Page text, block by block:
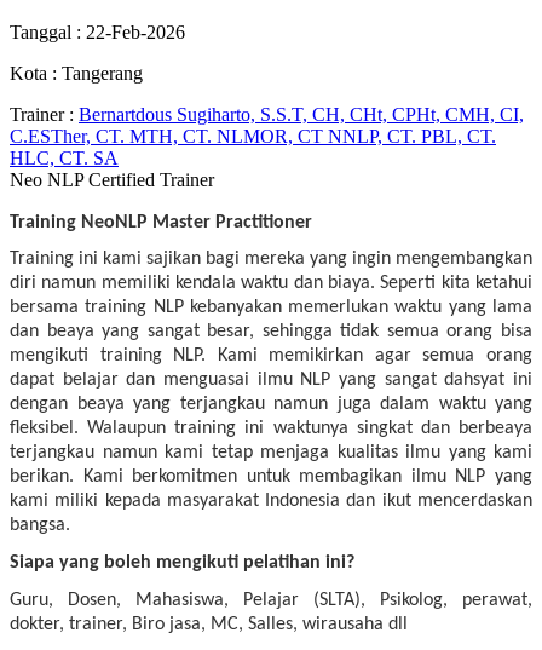
Tanggal : 22-Feb-2026
Kota : Tangerang
Trainer : Bernartdous Sugiharto, S.S.T, CH, CHt, CPHt, CMH, CI,
C.ESTher, CT. MTH, CT. NLMOR, CT NNLP, CT. PBL, CT.
HLC, CT. SA
Neo NLP Certified Trainer
Training NeoNLP Master Practitioner
Training ini kami sajikan bagi mereka yang ingin mengembangkan
diri namun memiliki kendala waktu dan biaya. Seperti kita ketahui
bersama training NLP kebanyakan memerlukan waktu yang lama
dan beaya yang sangat besar, sehingga tidak semua orang bisa
mengikuti training NLP. Kami memikirkan agar semua orang
dapat belajar dan menguasai ilmu NLP yang sangat dahsyat ini
dengan beaya yang terjangkau namun juga dalam waktu yang
fleksibel. Walaupun training ini waktunya singkat dan berbeaya
terjangkau namun kami tetap menjaga kualitas ilmu yang kami
berikan. Kami berkomitmen untuk membagikan ilmu NLP yang
kami miliki kepada masyarakat Indonesia dan ikut mencerdaskan
bangsa.
Siapa yang boleh mengikuti pelatihan ini?
Guru, Dosen, Mahasiswa, Pelajar (SLTA), Psikolog, perawat,
dokter, trainer, Biro jasa, MC, Salles, wirausaha dll